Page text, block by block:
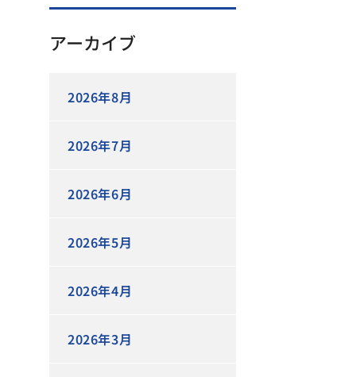
アーカイブ
2026年8月
2026年7月
2026年6月
2026年5月
2026年4月
2026年3月